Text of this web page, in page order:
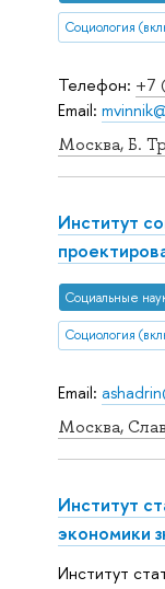
Телефон: +7
Email:
Москва, Б.
Email:
Москва,
Институт
Социальные
Институт
экономики
Институт